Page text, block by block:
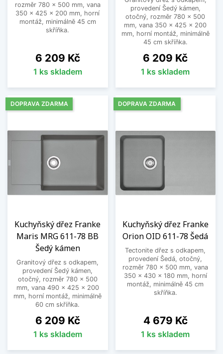
rozměr 780 x 500 mm, vana
350 x 425 x 200 mm, horní
montáž, minimálně 45 cm
skříňka.
Cena
6 209 Kč
1 ks skladem
provedení Šedý kámen,
otočný, rozměr 780 x 500
mm, vana 350 x 425 x 200
mm, horní montáž, minimálně
45 cm skříňka.
Cena
6 209 Kč
1 ks skladem
Kuchyňský dřez Franke
Maris MRG 611-78 BB
Šedý kámen
Granitový dřez s odkapem,
provedení Šedý kámen,
otočný, rozměr 780 x 500
mm, vana 490 x 425 x 200
mm, horní montáž, minimálně
60 cm skříňka.
Cena
6 209 Kč
1 ks skladem
DOPRAVA ZDARMA
Kuchyňský dřez Franke
Orion OID 611-78 Šedá
Tectonite dřez s odkapem,
provedení Šedá, otočný,
rozměr 780 x 500 mm, vana
350 x 430 x 180 mm, horní
montáž, minimálně 45 cm
skříňka.
Cena
4 679 Kč
1 ks skladem
DOPRAVA ZDARMA